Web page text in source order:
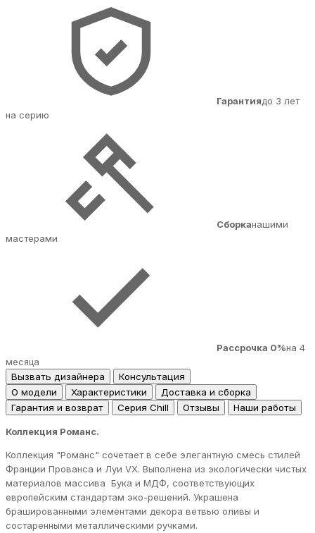
Гарантиядо 3 лет
на серию
Сборканашими
мастерами
Рассрочка 0%на 4
месяца
Вызвать дизайнера
Консультация
О модели
Характеристики
Доставка и сборка
Гарантия и возврат
Серия Chill Отзывы Наши работы
Коллекция Романс.
Коллекция "Романс" сочетает в себе элегантную смесь стилей
Франции Прованса и Луи VX. Выполнена из экологически чистых
материалов массива Бука и МДФ, соответствующих
европейским стандартам эко-решений. Украшена
брашированными элементами декора ветвью оливы и
состаренными металлическими ручками.